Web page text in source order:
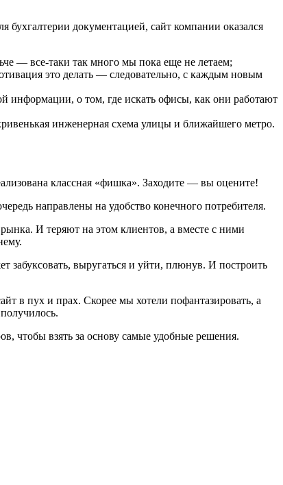
документацией, сайт компании оказался
— все-таки так много мы пока еще не летаем;
это делать — следовательно, с каждым новым
информации, о том, где искать офисы, как они работают
инженерная схема улицы и ближайшего метро.
классная «фишка». Заходите — вы оцените!
направлены на удобство конечного потребителя.
И теряют на этом клиентов, а вместе с ними
забуксовать, выругаться и уйти, плюнув. И построить
в пух и прах. Скорее мы хотели пофантазировать, а
чтобы взять за основу самые удобные решения.